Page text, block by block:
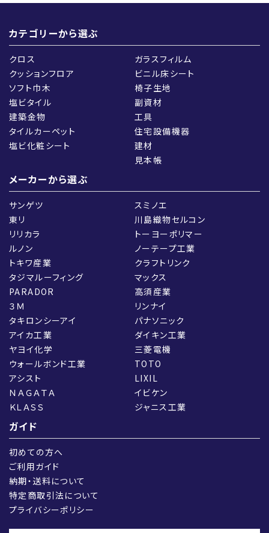
カテゴリーから選ぶ
クロス
クッションフロア
ソフト巾木
塩ビタイル
建築金物
タイルカーペット
塩ビ化粧シート
ガラスフィルム
ビニル床シート
椅子生地
副資材
工具
住宅設備機器
建材
見本帳
メーカーから選ぶ
サンゲツ
東リ
リリカラ
ルノン
トキワ産業
タジマルーフィング
PARADOR
３Ｍ
タキロンシーアイ
アイカ工業
ヤヨイ化学
ウォールボンド工業
アシスト
ＮＡＧＡＴＡ
ＫＬＡＳＳ
スミノエ
川島織物セルコン
トーヨーポリマー
ノーテープ工業
クラフトリンク
マックス
高須産業
リンナイ
パナソニック
ダイキン工業
三菱電機
TOTO
LIXIL
イビケン
ジャニス工業
ガイド
初めての方へ
ご利用ガイド
納期・送料について
特定商取引法について
プライバシーポリシー